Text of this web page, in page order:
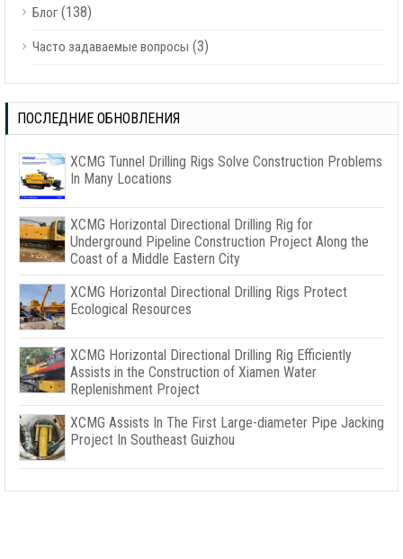
Блог (138)
Часто задаваемые вопросы (3)
ПОСЛЕДНИЕ ОБНОВЛЕНИЯ
XCMG Tunnel Drilling Rigs Solve Construction Problems
In Many Locations
XCMG Horizontal Directional Drilling Rig for
Underground Pipeline Construction Project Along the
Coast of a Middle Eastern City
XCMG Horizontal Directional Drilling Rigs Protect
Ecological Resources
XCMG Horizontal Directional Drilling Rig Efficiently
Assists in the Construction of Xiamen Water
Replenishment Project
XCMG Assists In The First Large-diameter Pipe Jacking
Project In Southeast Guizhou